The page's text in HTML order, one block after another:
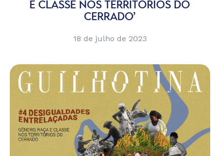
E CLASSE NOS TERRITÓRIOS DO
CERRADO’
18 de julho de 2023